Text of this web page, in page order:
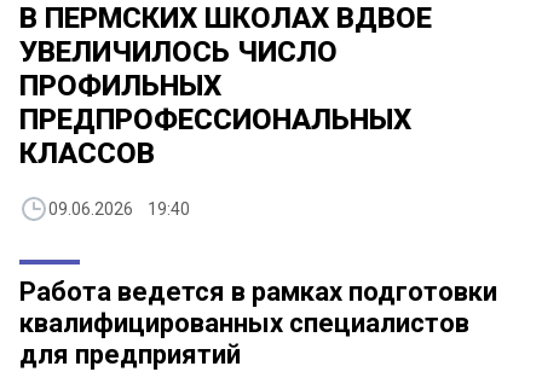
В ПЕРМСКИХ ШКОЛАХ ВДВОЕ
УВЕЛИЧИЛОСЬ ЧИСЛО
ПРОФИЛЬНЫХ
ПРЕДПРОФЕССИОНАЛЬНЫХ
КЛАССОВ
09.06.2026 19:40
Работа ведется в рамках подготовки
квалифицированных специалистов
для предприятий